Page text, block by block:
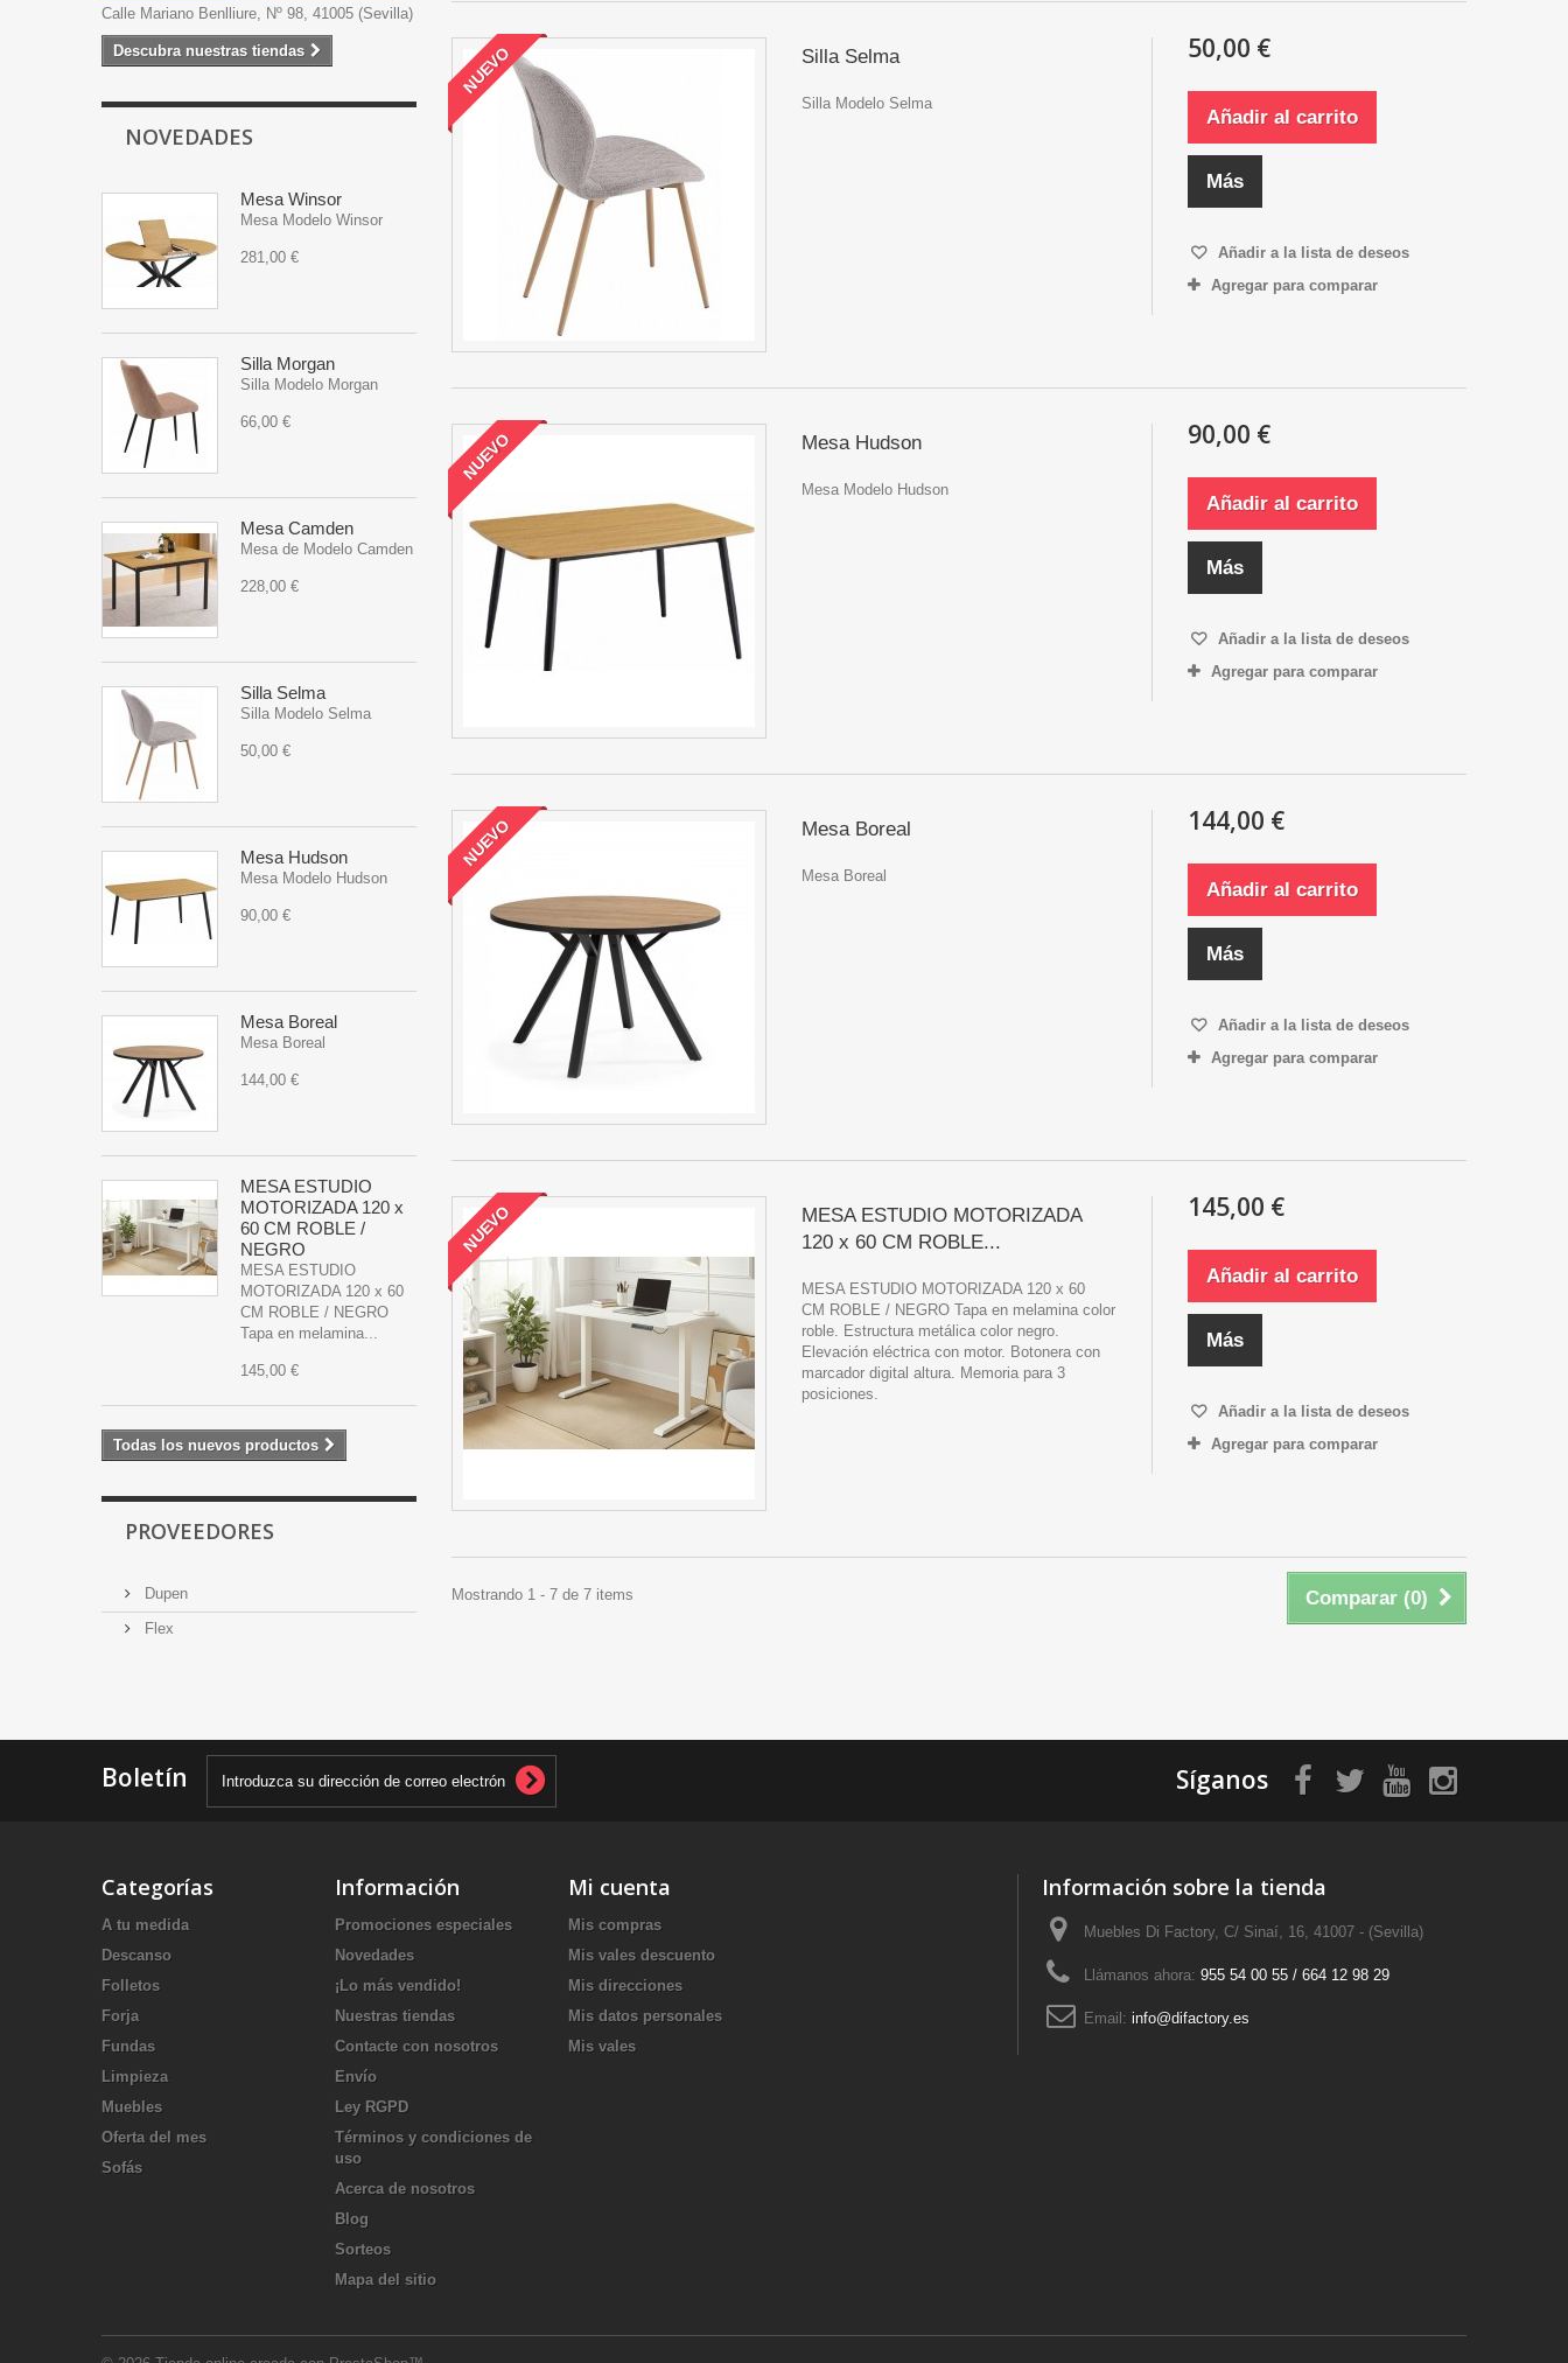
Calle Mariano Benlliure, Nº 98, 41005 (Sevilla)
Descubra nuestras tiendas
NOVEDADES
Mesa Winsor
Mesa Modelo Winsor
281,00 €
Silla Morgan
Silla Modelo Morgan
66,00 €
Mesa Camden
Mesa de Modelo Camden
228,00 €
Silla Selma
Silla Modelo Selma
50,00 €
Mesa Hudson
Mesa Modelo Hudson
90,00 €
Mesa Boreal
Mesa Boreal
144,00 €
MESA ESTUDIO
MOTORIZADA 120 x
60 CM ROBLE /
NEGRO
MESA ESTUDIO
MOTORIZADA 120 x 60
CM ROBLE / NEGRO
Tapa en melamina...
145,00 €
Todas los nuevos productos
PROVEEDORES
Dupen
Flex
NUEVO Silla Selma
Silla Modelo Selma
50,00 €
Añadir al carrito
Más
Añadir a la lista de deseos
Agregar para comparar
NUEVO Mesa Hudson
Mesa Modelo Hudson
90,00 €
Añadir al carrito
Más
Añadir a la lista de deseos
Agregar para comparar
NUEVO Mesa Boreal
Mesa Boreal
144,00 €
Añadir al carrito
Más
Añadir a la lista de deseos
Agregar para comparar
NUEVO
MESA ESTUDIO MOTORIZADA
120 x 60 CM ROBLE...
MESA ESTUDIO MOTORIZADA 120 x 60
CM ROBLE / NEGRO Tapa en melamina color
roble. Estructura metálica color negro.
Elevación eléctrica con motor. Botonera con
marcador digital altura. Memoria para 3
posiciones.
145,00 €
Añadir al carrito
Más
Añadir a la lista de deseos
Agregar para comparar
Comparar (0)
Mostrando 1 - 7 de 7 items
Boletín Síganos
Categorías
A tu medida
Descanso
Folletos
Forja
Fundas
Limpieza
Muebles
Oferta del mes
Sofás
Información
Promociones especiales
Novedades
¡Lo más vendido!
Nuestras tiendas
Contacte con nosotros
Envío
Ley RGPD
Términos y condiciones de
uso
Acerca de nosotros
Blog
Sorteos
Mapa del sitio
Mi cuenta
Mis compras
Mis vales descuento
Mis direcciones
Mis datos personales
Mis vales
Información sobre la tienda
Muebles Di Factory, C/ Sinaí, 16, 41007 - (Sevilla)
Llámanos ahora: 955 54 00 55 / 664 12 98 29
Email: info@difactory.es